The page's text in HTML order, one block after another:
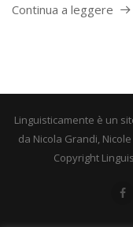
Continua a leggere
Linguisticamente è un
da Nicola Grandi,
Copyright